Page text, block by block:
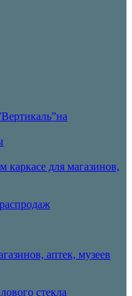
для магазинов,
аптек, музеев
стекла